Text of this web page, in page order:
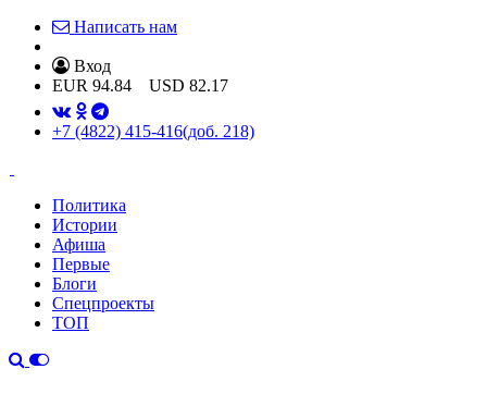
Написать нам
Вход
EUR 94.84 USD 82.17
+7 (4822) 415-416(доб. 218)
Политика
Истории
Афиша
Первые
Блоги
Спецпроекты
ТОП